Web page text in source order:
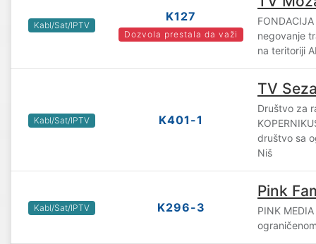
Kabl/Sat/IPTV
K127
Dozvola prestala da važi
negovanje
na teritoriji
Kabl/Sat/IPTV K401-1
TV
Društvo za
društvo sa
Niš
Kabl/Sat/IPTV K296-3
Pink
PINK